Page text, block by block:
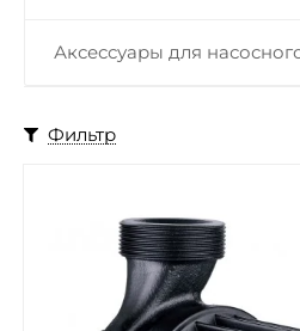
Аксессуары для
Фильтр